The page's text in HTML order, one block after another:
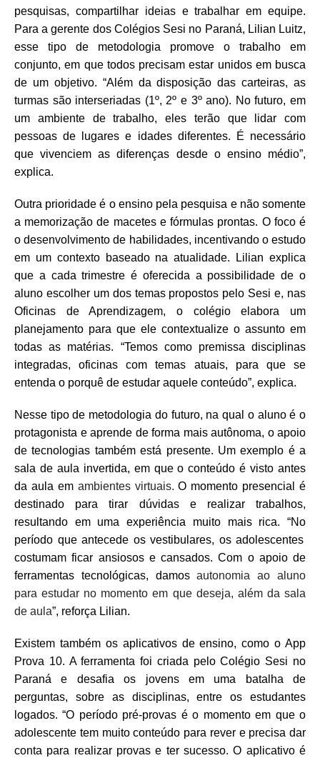
pesquisas, compartilhar ideias e trabalhar em equipe.
Para a gerente dos Colégios Sesi no Paraná, Lilian Luitz,
esse tipo de metodologia promove o trabalho em
conjunto, em que todos precisam estar unidos em busca
de um objetivo. “Além da disposição das carteiras, as
turmas são interseriadas (1º, 2º e 3º ano). No futuro, em
um ambiente de trabalho, eles terão que lidar com
pessoas de lugares e idades diferentes. É necessário
que vivenciem as diferenças desde o ensino médio”,
explica.
Outra prioridade é o ensino pela pesquisa e não somente
a memorização de macetes e fórmulas prontas. O foco é
o desenvolvimento de habilidades, incentivando o estudo
em um contexto baseado na atualidade. Lilian explica
que a cada trimestre é oferecida a possibilidade de o
aluno escolher um dos temas propostos pelo Sesi e, nas
Oficinas de Aprendizagem, o colégio elabora um
planejamento para que ele contextualize o assunto em
todas as matérias. “Temos como premissa disciplinas
integradas, oficinas com temas atuais, para que se
entenda o porquê de estudar aquele conteúdo”, explica.
Nesse tipo de metodologia do futuro, na qual o aluno é o
protagonista e aprende de forma mais autônoma, o apoio
de tecnologias também está presente. Um exemplo é a
sala de aula invertida, em que o conteúdo é visto antes
da aula em ambientes virtuais.O momento presencial é
destinado para tirar dúvidas e realizar trabalhos,
resultando em uma experiência muito mais rica. “No
período que antecede os vestibulares, os adolescentes
costumam ficar ansiosos e cansados. Com o apoio de
ferramentas tecnológicas, damosautonomia ao aluno
para estudar no momento em que deseja, além da sala
de aula”, reforça Lilian.
Existem também os aplicativos de ensino, como o App
Prova 10. A ferramenta foi criada pelo Colégio Sesi no
Paraná e desafia os jovens em uma batalha de
perguntas, sobre as disciplinas, entre os estudantes
logados. “O período pré-provas é o momento em que o
adolescente tem muito conteúdo para rever e precisa dar
conta para realizar provas e ter sucesso. O aplicativo é